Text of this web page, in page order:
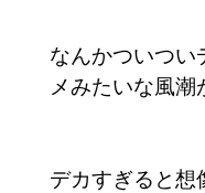
なんかついつい
メみたいな風
デカすぎると想